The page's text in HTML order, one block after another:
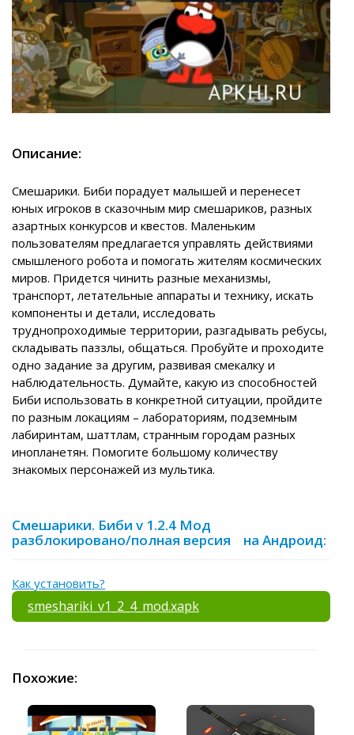
Описание:
Смешарики. Биби порадует малышей и перенесет
юных игроков в сказочным мир смешариков, разных
азартных конкурсов и квестов. Маленьким
пользователям предлагается управлять действиями
смышленого робота и помогать жителям космических
миров. Придется чинить разные механизмы,
транспорт, летательные аппараты и технику, искать
компоненты и детали, исследовать
труднопроходимые территории, разгадывать ребусы,
складывать паззлы, общаться. Пробуйте и проходите
одно задание за другим, развивая смекалку и
наблюдательность. Думайте, какую из способностей
Биби использовать в конкретной ситуации, пройдите
по разным локациям – лабораториям, подземным
лабиринтам, шаттлам, странным городам разных
инопланетян. Помогите большому количеству
знакомых персонажей из мультика.
Смешарики. Биби v 1.2.4 Мод
разблокировано/полная версия на Андроид:
Как установить?
smeshariki_v1_2_4_mod.xapk
Похожие: